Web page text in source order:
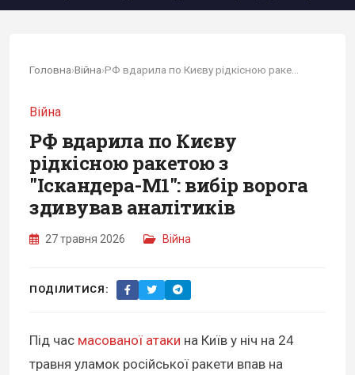
Головна›Війна›
Війна
РФ вдарила по Києву
рідкісною ракетою з
"Іскандера-М1": вибір ворога
здивував аналітиків
27 травня 2026 Війна
ПОДІЛИТИСЯ:
Під час масованої атаки на Київ у ніч на 24
травня уламок російської ракети впав на